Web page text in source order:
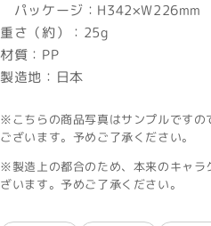
パッケージ：H342×W226mm
重さ（約）：25g
材質：PP
製造地：日本
※こちらの商品写真はサンプルですの
ございます。予めご了承ください。
※製造上の都合のため、本来のキャラ
ざいます。予めご了承ください。